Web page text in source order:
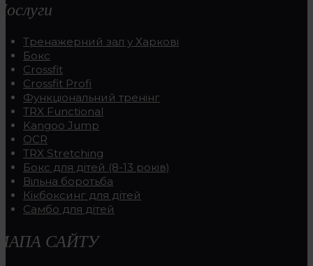
Тренажерний зал у Харкові
Бокс
Crossfit
Crossfit Profi
Функціональний тренінг
TRX Functional
Kangoo Jump
OCR
TRX Stretching
Бокс для дітей (8-13 років)
Вільна боротьба
Кікбоксинг для дітей
Самбо для дітей
САЙТУ